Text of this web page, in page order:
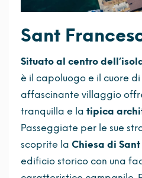
Sant
Situato al centro
è il capoluogo e il cuore
affascinante villaggio
tranquilla e la tipica
Passeggiate per le sue
scoprite la Chiesa di
edificio storico con una